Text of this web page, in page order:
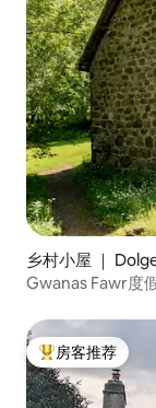
乡村小屋 ｜
Gwanas Fawr度
热门「房客推荐」
房客推荐